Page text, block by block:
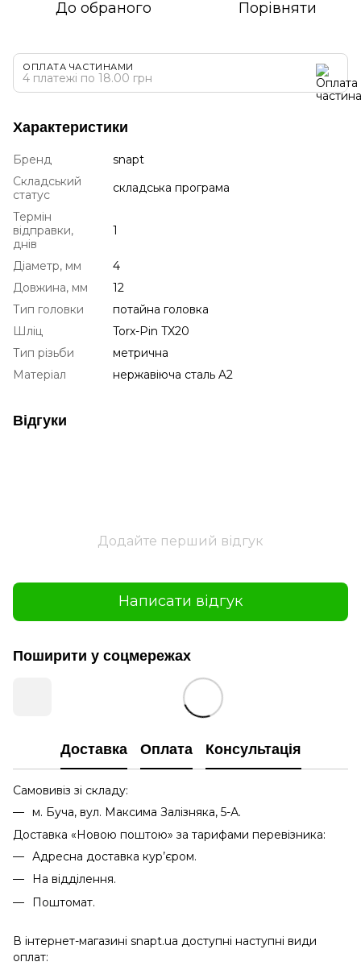
До обраного Порівняти
ОПЛАТА ЧАСТИНАМИ
4 платежі по 18.00 грн
Характеристики
Бренд
snapt
Складський
статус
складська програма
Термін
відправки,
днів
1
Діаметр, мм
4
Довжина, мм
12
Тип головки
потайна головка
Шліц
Torx-Pin TX20
Тип різьби
метрична
Матеріал
нержавіюча сталь A2
Відгуки
Додайте перший відгук
Написати відгук
Поширити у соцмережах
Доставка Оплата Консультація
Самовивіз зі складу:
м. Буча, вул. Максима Залізняка, 5-А.
Доставка «Новою поштою» за тарифами перевізника:
Адресна доставка кур’єром.
На відділення.
Поштомат.
В інтернет-магазині snapt.ua доступні наступні види
оплат: